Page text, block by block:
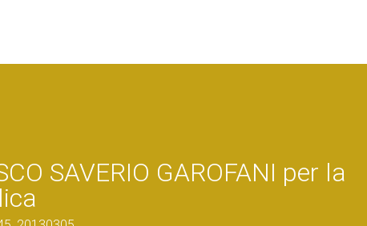
SAVERIO GAROFANI per la